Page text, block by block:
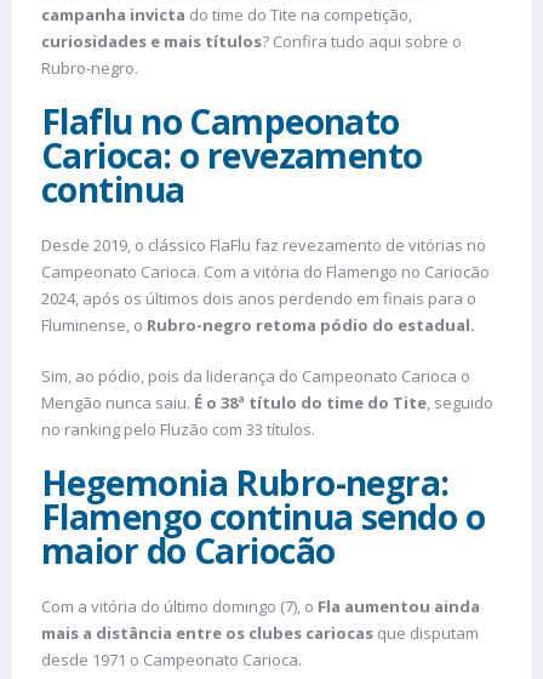
campanha invicta do time do Tite na competição,
curiosidades e mais títulos? Confira tudo aqui sobre o
Rubro-negro.
Flaflu no Campeonato
Carioca: o revezamento
continua
Desde 2019, o clássico FlaFlu faz revezamento de vitórias no
Campeonato Carioca. Com a vitória do Flamengo no Cariocão
2024, após os últimos dois anos perdendo em finais para o
Fluminense, o Rubro-negro retoma pódio do estadual.
Sim, ao pódio, pois da liderança do Campeonato Carioca o
Mengão nunca saiu. É o 38ª título do time do Tite, seguido
no ranking pelo Fluzão com 33 títulos.
Hegemonia Rubro-negra:
Flamengo continua sendo o
maior do Cariocão
Com a vitória do último domingo (7), o Fla aumentou ainda
mais a distância entre os clubes cariocas que disputam
desde 1971 o Campeonato Carioca.